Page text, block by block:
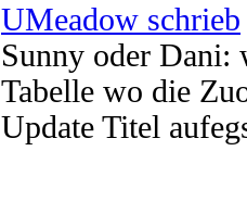
UMeadow schrieb
Sunny oder Dani:
Tabelle wo die
Update Titel